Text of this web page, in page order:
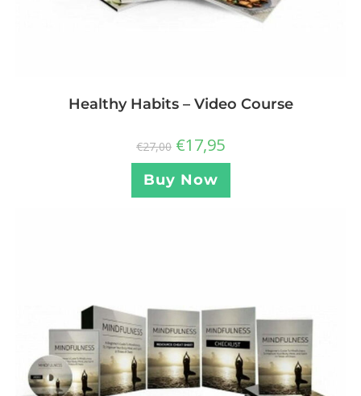
Healthy Habits – Video Course
€27,00 €17,95
Buy Now